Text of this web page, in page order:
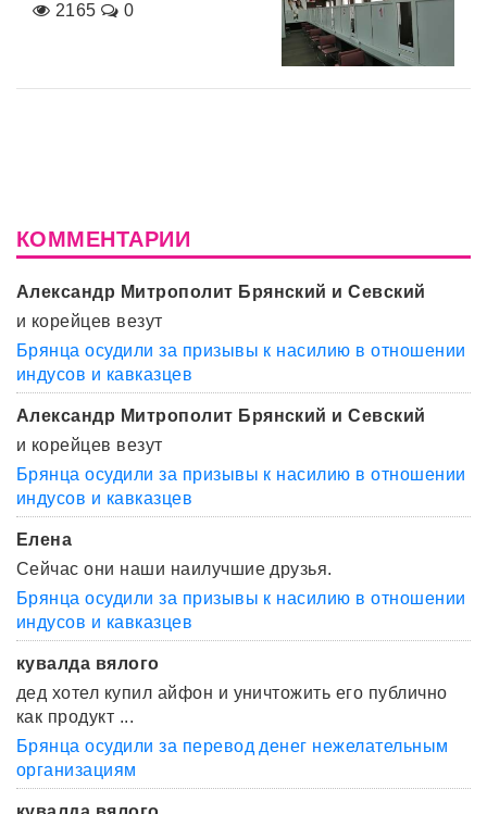
2165
0
КОММЕНТАРИИ
Александр Митрополит Брянский и Севский
и корейцев везут
Брянца осудили за призывы к насилию в отношении
индусов и кавказцев
Александр Митрополит Брянский и Севский
и корейцев везут
Брянца осудили за призывы к насилию в отношении
индусов и кавказцев
Елена
Сейчас они наши наилучшие друзья.
Брянца осудили за призывы к насилию в отношении
индусов и кавказцев
кувалда вялого
дед хотел купил айфон и уничтожить его публично
как продукт ...
Брянца осудили за перевод денег нежелательным
организациям